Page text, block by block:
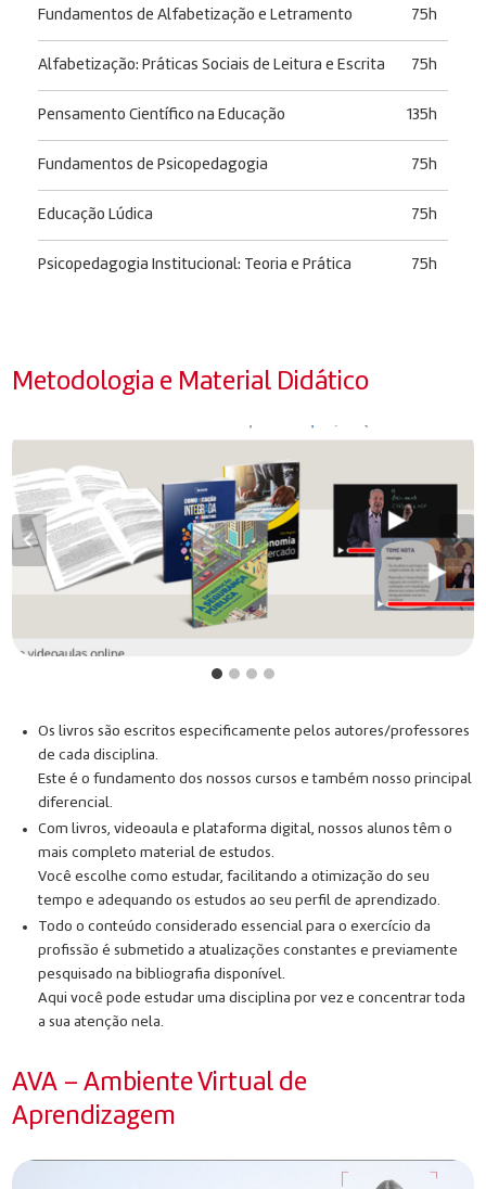
Fundamentos de Alfabetização e Letramento 75h
Alfabetização: Práticas Sociais de Leitura e Escrita 75h
Pensamento Científico na Educação 135h
Fundamentos de Psicopedagogia 75h
Educação Lúdica 75h
Psicopedagogia Institucional: Teoria e Prática 75h
Metodologia e Material Didático
Os livros são escritos especificamente pelos autores/professores
de cada disciplina.
Este é o fundamento dos nossos cursos e também nosso principal
diferencial.
Com livros, videoaula e plataforma digital, nossos alunos têm o
mais completo material de estudos.
Você escolhe como estudar, facilitando a otimização do seu
tempo e adequando os estudos ao seu perfil de aprendizado.
Todo o conteúdo considerado essencial para o exercício da
profissão é submetido a atualizações constantes e previamente
pesquisado na bibliografia disponível.
Aqui você pode estudar uma disciplina por vez e concentrar toda
a sua atenção nela.
AVA – Ambiente Virtual de
Aprendizagem